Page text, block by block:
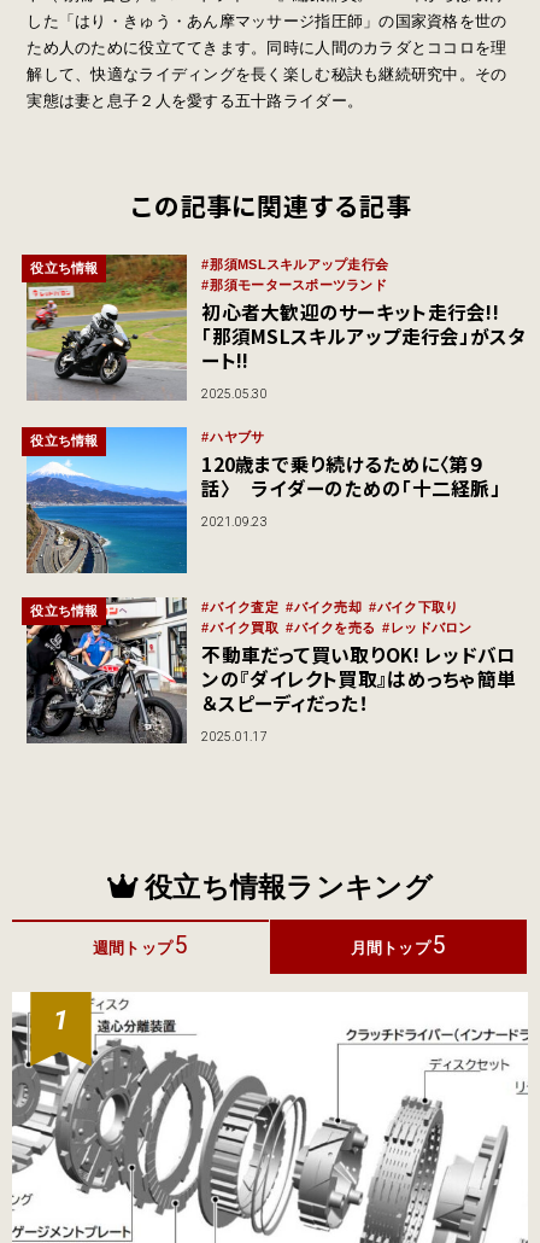
した「はり・きゅう・あん摩マッサージ指圧師」の国家資格を世の
ため人のために役立ててきます。同時に人間のカラダとココロを理
解して、快適なライディングを長く楽しむ秘訣も継続研究中。その
実態は妻と息子２人を愛する五十路ライダー。
この記事に関連する記事
役立ち情報
那須MSLスキルアップ走行会
那須モータースポーツランド
初心者大歓迎のサーキット走行会!!
「那須MSLスキルアップ走行会」がスタ
ート!!
2025.05.30
役立ち情報 ハヤブサ
120歳まで乗り続けるために〈第９
話〉 ライダーのための「十二経脈」
2021.09.23
役立ち情報 バイク査定 バイク売却
バイク下取り
バイク買取
バイクを売る レッドバロン
不動車だって買い取りOK! レッドバロ
ンの『ダイレクト買取』はめっちゃ簡単
＆スピーディだった！
2025.01.17
役立ち情報ランキング
週間トップ5 月間トップ 5